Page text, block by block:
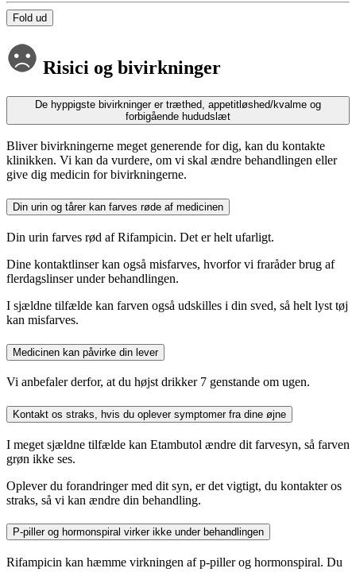
Fold ud
Risici og bivirkninger
De hyppigste bivirkninger er træthed, appetitløshed/kvalme og
forbigående hududslæt
Bliver bivirkningerne meget generende for dig, kan du kontakte
klinikken. Vi kan da vurdere, om vi skal ændre behandlingen eller
give dig medicin for bivirkningerne.
Din urin og tårer kan farves røde af medicinen
Din urin farves rød af Rifampicin. Det er helt ufarligt.
Dine kontaktlinser kan også misfarves, hvorfor vi fraråder brug af
flerdagslinser under behandlingen.
I sjældne tilfælde kan farven også udskilles i din sved, så helt lyst tøj
kan misfarves.
Medicinen kan påvirke din lever
Vi anbefaler derfor, at du højst drikker 7 genstande om ugen.
Kontakt os straks, hvis du oplever symptomer fra dine øjne
I meget sjældne tilfælde kan Etambutol ændre dit farvesyn, så farven
grøn ikke ses.
Oplever du forandringer med dit syn, er det vigtigt, du kontakter os
straks, så vi kan ændre din behandling.
P-piller og hormonspiral virker ikke under behandlingen
Rifampicin kan hæmme virkningen af p-piller og hormonspiral. Du